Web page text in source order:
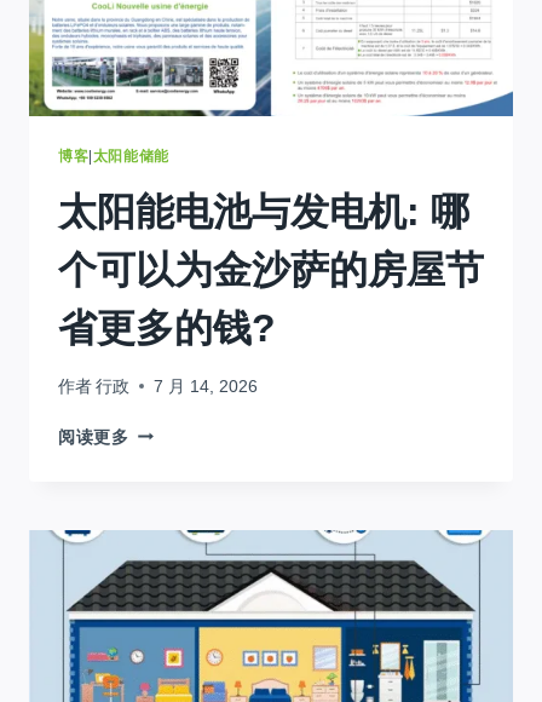
—
现
在
关
所
有
产
品
博客 太阳能储能
太阳能电池与发电机: 哪
个可以为金沙萨的房屋节
省更多的钱?
作者 行政 7 月 14, 2026
阅读更多 太
池
与
发
电
机:
哪
个